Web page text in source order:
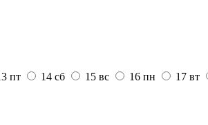
пт 14 сб 15 вс 16 пн 17 вт